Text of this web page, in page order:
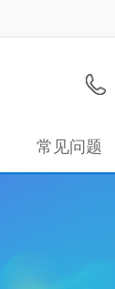
常见问题